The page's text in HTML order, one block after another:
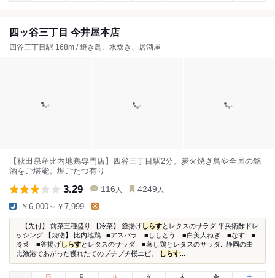
四ッ谷三丁目 今井屋本店
四谷三丁目駅 168m / 焼き鳥、水炊き、居酒屋
【秋田県産比内地鶏専門店】四谷三丁目駅2分。炭火焼き鳥や全国の銘
酒をご堪能。堀ごたつ有り
3.29 116 人 4249 人
￥6,000～￥7,999 -
...【先付】 前菜三種盛り 【冷菜】 釜揚げ しらすとレタスのサラダ 平兵衛酢ドレ
ッシング 【焼物】 比内地鶏...■アスパラ ■ししとう ■白美人ねぎ ■なす ■
冷菜 ■釜揚げ しらすとレタスのサラダ ■蒸し鶏とレタスのサラダ...静岡の由
比漁港であがった獲れたてのプチプチ桜エビ。
しらす